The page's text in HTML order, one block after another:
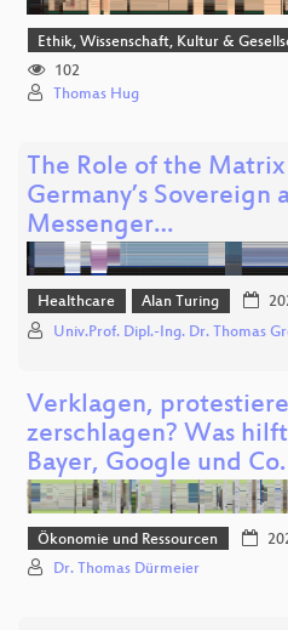
Ethik, Wissenschaft, Kultur &
102
Thomas Hug
The Role of the
Germany’s Sovereign
Messenger…
Healthcare Alan Turing
Univ.Prof. Dipl.-Ing. Dr. Thomas
Verklagen,
zerschlagen? Was
Bayer, Google und Co.
Ökonomie und Ressourcen
Dr. Thomas Dürmeier